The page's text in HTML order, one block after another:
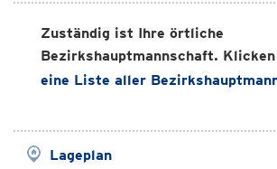
Zuständig ist Ihre örtliche
Bezirkshauptmannschaft.
eine Liste aller
Lageplan